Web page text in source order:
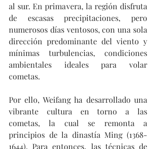
al sur. En primavera, la región disfruta
de escasas precipitaciones, pero
numerosos días ventosos, con una sola
dirección predominante del viento y
mínimas turbulencias, condiciones
ambientales ideales para volar
cometas.
Por ello, Weifang ha desarrollado una
vibrante cultura en torno a las
cometas, la cual se remonta a
principios de la dinastía Ming (1368-
1644). Para entonces, las técnicas de